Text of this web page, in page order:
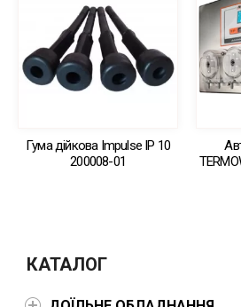
Гума дійкова Impulse IP 10
200008-01
КАТАЛОГ